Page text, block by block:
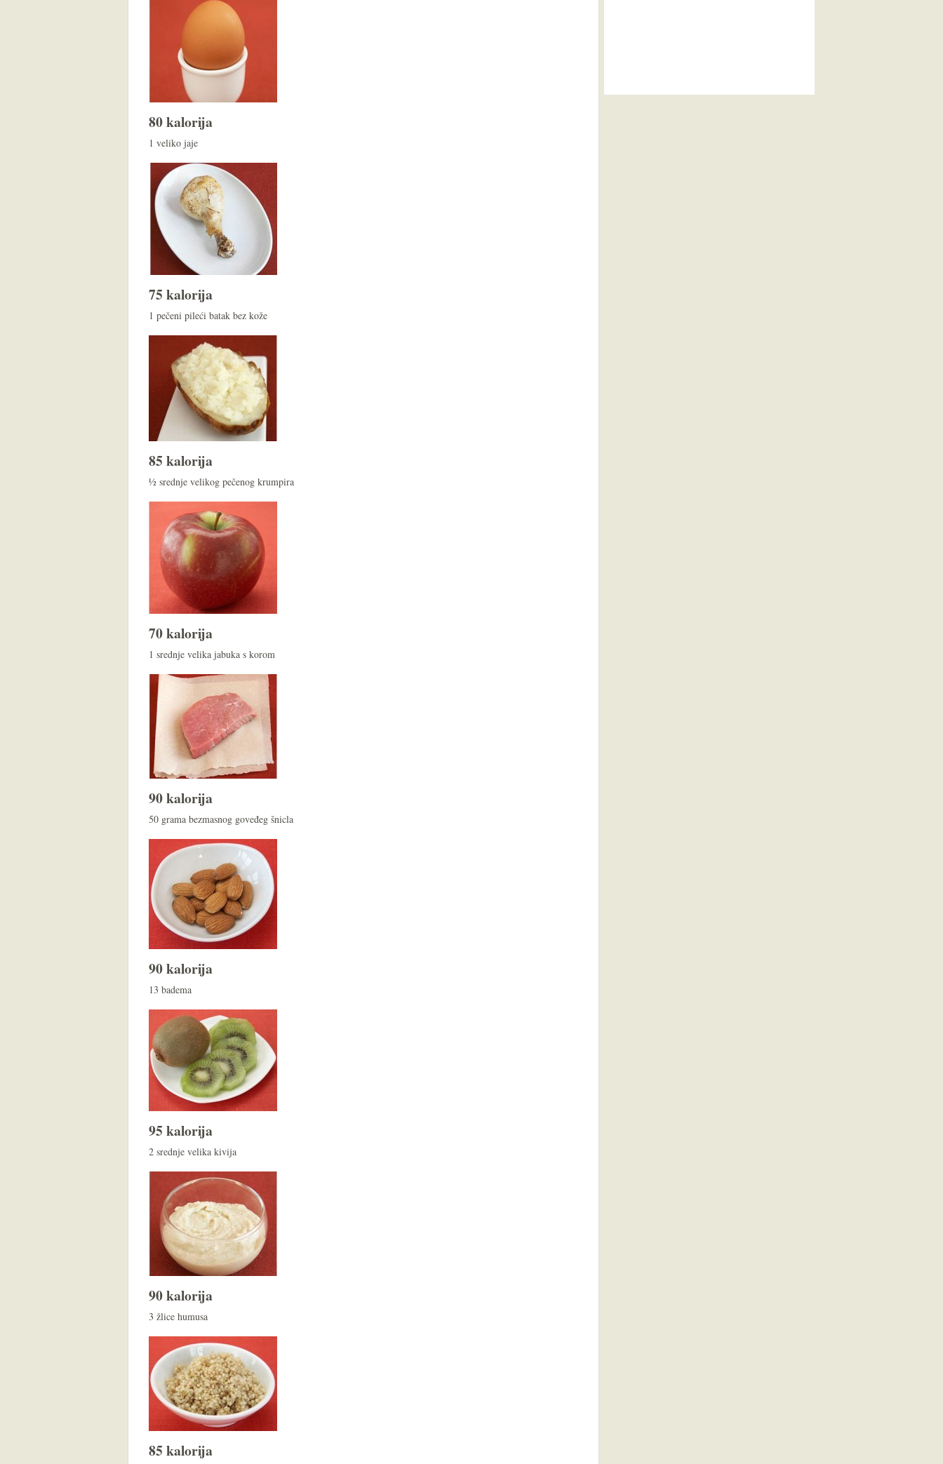
80 kalorija
1 veliko jaje
75 kalorija
1 pečeni pileći batak bez kože
85 kalorija
½ srednje velikog pečenog krumpira
70 kalorija
1 srednje velika jabuka s korom
90 kalorija
50 grama bezmasnog goveđeg šnicla
90 kalorija
13 badema
95 kalorija
2 srednje velika kivija
90 kalorija
3 žlice humusa
85 kalorija